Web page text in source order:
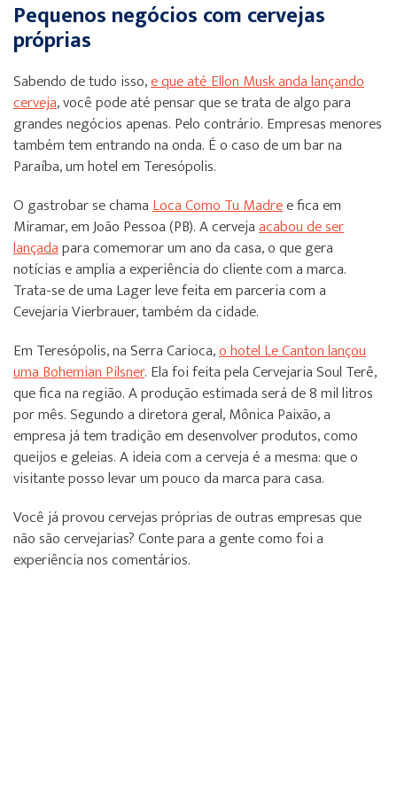
Pequenos negócios com cervejas
próprias
Sabendo de tudo isso,e que até Ellon Musk anda lançando
cerveja, você pode até pensar que se trata de algo para
grandes negócios apenas. Pelo contrário. Empresas menores
também tem entrando na onda. É o caso de um bar na
Paraíba, um hotel em Teresópolis.
O gastrobar se chamaLoca Como Tu Madree fica em
Miramar, em João Pessoa (PB). A cervejaacabou de ser
lançadapara comemorar um ano da casa, o que gera
notícias e amplia a experiência do cliente com a marca.
Trata-se de uma Lager leve feita em parceria com a
Cevejaria Vierbrauer, também da cidade.
Em Teresópolis, na Serra Carioca,o hotel Le Canton lançou
uma Bohemian Pilsner. Ela foi feita pela Cervejaria Soul Terê,
que fica na região. A produção estimada será de 8 mil litros
por mês. Segundo a diretora geral, Mônica Paixão, a
empresa já tem tradição em desenvolver produtos, como
queijos e geleias. A ideia com a cerveja é a mesma: que o
visitante posso levar um pouco da marca para casa.
Você já provou cervejas próprias de outras empresas que
não são cervejarias? Conte para a gente como foi a
experiência nos comentários.